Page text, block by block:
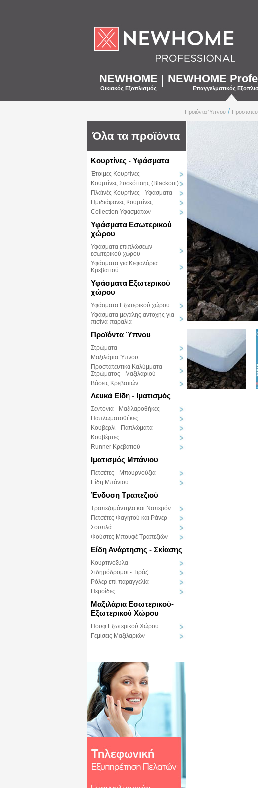
NEWHOME
Οικιακός Εξοπλισμός
| NEWHOME
Επαγγελματικός
Προϊόντα Ύπνου/
Όλα τα προϊόντα
Κουρτίνες - Υφάσματα
Έτοιμες Κουρτίνες
Κουρτίνες Συσκότισης (Blackout)
Πλαϊνές Κουρτίνες - Υφάσματα
Ημιδιάφανες Κουρτίνες
Collection Υφασμάτων
Υφάσματα Εσωτερικού
χώρου
Υφάσματα επιπλώσεων
εσωτερικού χώρου
Υφάσματα για Κεφαλάρια
Κρεβατιού
Υφάσματα Εξωτερικού
χώρου
Υφάσματα Εξωτερικού χώρου
Υφάσματα μεγάλης αντοχής για
πισίνα-παραλία
Προϊόντα Ύπνου
Στρώματα
Μαξιλάρια Ύπνου
Προστατευτικά Καλύμματα
Στρώματος - Μαξιλαριού
Βάσεις Κρεβατιών
Λευκά Είδη - Ιματισμός
Σεντόνια - Μαξιλαροθήκες
Παπλωματοθήκες
Κουβερλί - Παπλώματα
Κουβέρτες
Runner Κρεβατιού
Ιματισμός Μπάνιου
Πετσέτες - Μπουρνούζια
Είδη Μπάνιου
Ένδυση Τραπεζιού
Τραπεζομάντηλα και Ναπερόν
Πετσέτες Φαγητού και Ράνερ
Σουπλά
Φούστες Μπουφέ Τραπεζιών
Είδη Ανάρτησης - Σκίασης
Κουρτινόξυλα
Σιδηρόδρομοι - Τιράζ
Ρόλερ επί παραγγελία
Περσίδες
Μαξιλάρια Εσωτερικού-
Εξωτερικού Χώρου
Πουφ Εξωτερικού Χώρου
Γεμίσεις Μαξιλαριών